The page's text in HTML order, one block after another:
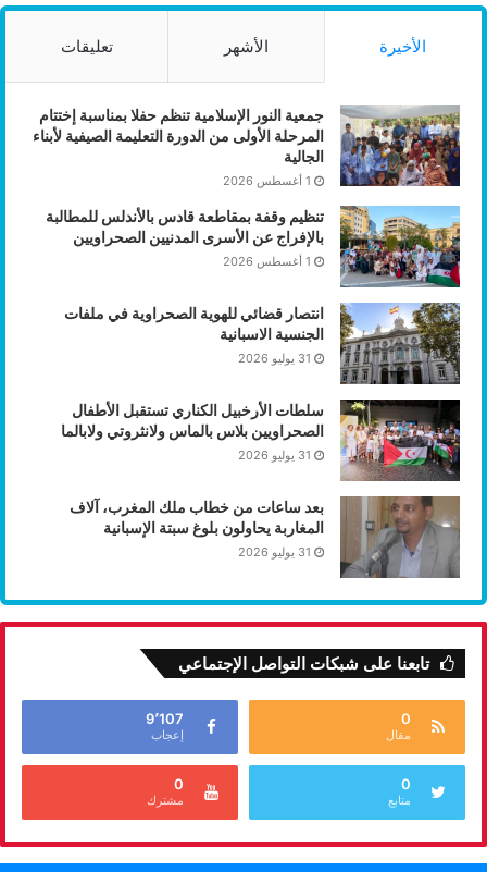
الأخيرة الأشهر تعليقات
جمعية النور الإسلامية تنظم حفلا بمناسبة إختتام
المرحلة الأولى من الدورة التعليمة الصيفية لأبناء
الجالية
1 أغسطس 2026
تنظيم وقفة بمقاطعة قادس بالأندلس للمطالبة
بالإفراج عن الأسرى المدنيين الصحراويين
1 أغسطس 2026
انتصار قضائي للهوية الصحراوية في ملفات
الجنسية الاسبانية
31 يوليو 2026
سلطات الأرخبيل الكناري تستقبل الأطفال
الصحراويين بلاس بالماس ولانثروتي ولابالما
31 يوليو 2026
بعد ساعات من خطاب ملك المغرب، آلاف
المغاربة يحاولون بلوغ سبتة الإسبانية
31 يوليو 2026
تابعنا على شبكات التواصل الإجتماعي
0
مقال
9٬107
إعجاب
0
متابع
0
مشترك